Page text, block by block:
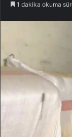
1 dakika okuma